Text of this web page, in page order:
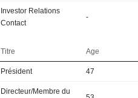
Investor Relations
Contact
-
Titre Age
Président 47
Directeur/Membre du